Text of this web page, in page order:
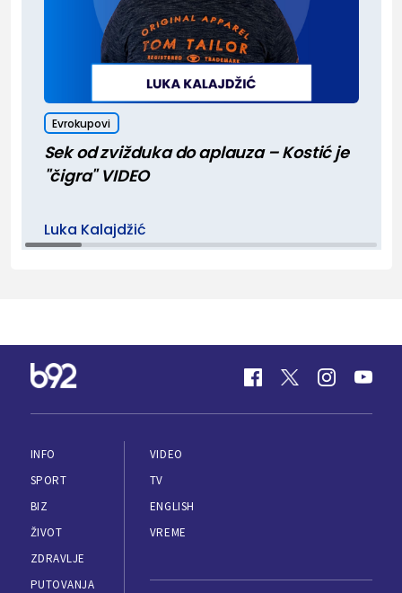
Evrokupovi
Sek od zvižduka do aplauza – Kostić je
"čigra" VIDEO
Luka Kalajdžić
INFO
SPORT
BIZ
ŽIVOT
ZDRAVLJE
PUTOVANJA
VIDEO
TV
ENGLISH
VREME